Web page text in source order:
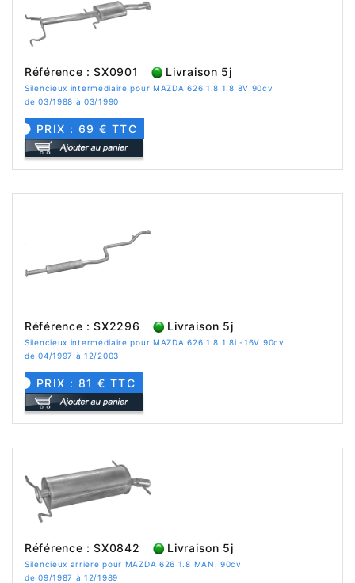
Référence : SX0901 Livraison 5j
Silencieux intermédiaire pour MAZDA 626 1.8 1.8 8V 90cv
de 03/1988 à 03/1990
PRIX : 69 € TTC
Référence : SX2296 Livraison 5j
Silencieux intermédiaire pour MAZDA 626 1.8 1.8i -16V 90cv
de 04/1997 à 12/2003
PRIX : 81 € TTC
Référence : SX0842 Livraison 5j
Silencieux arriere pour MAZDA 626 1.8 MAN. 90cv
de 09/1987 à 12/1989